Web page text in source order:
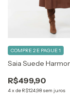
Saia Suede
R$499,90
4x de R$124,98 sem juros
COMPRE 2 E PAGUE 1